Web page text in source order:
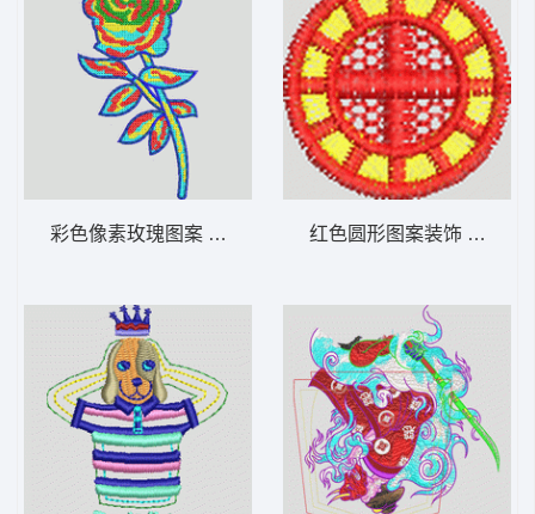
彩色像素玫瑰图案 靓花 红色圆形图案装饰 男装 章